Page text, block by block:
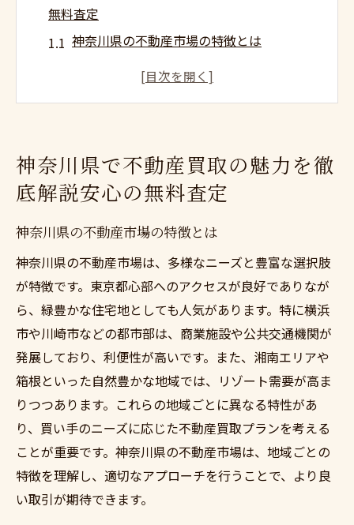
無料査定
神奈川県の不動産市場の特徴とは
不動産買取無料査定のプロセスを詳しく解
不動産買取の流れをスムーズにする準備方
法
無料査定を賢く利用するためのポイント
る方法
迅速な対応が可能な不動産買取業者の選び
方
スピーディーな取引を成功させる戦略
現金化までの期間を短縮するポイント
神奈川県での不動産買取の具体的なステッ
プ
手続きの時短を叶えるための準備
スムーズな買取を実現するためのアドバイ
ス
神奈川県で不動産買取の魅力を徹
底解説安心の無料査定
神奈川県の不動産市場の特徴とは
神奈川県の不動産市場は、多様なニーズと豊富な選択肢
が特徴です。東京都心部へのアクセスが良好でありなが
ら、緑豊かな住宅地としても人気があります。特に横浜
市や川崎市などの都市部は、商業施設や公共交通機関が
発展しており、利便性が高いです。また、湘南エリアや
箱根といった自然豊かな地域では、リゾート需要が高ま
りつつあります。これらの地域ごとに異なる特性があ
り、買い手のニーズに応じた不動産買取プランを考える
ことが重要です。神奈川県の不動産市場は、地域ごとの
特徴を理解し、適切なアプローチを行うことで、より良
い取引が期待できます。